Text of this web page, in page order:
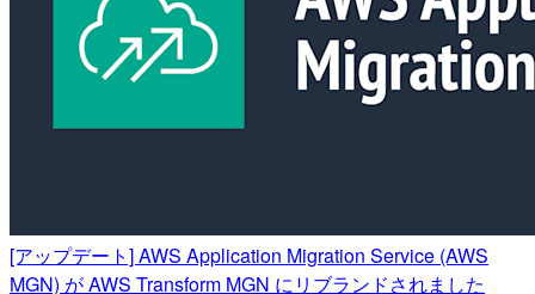
[アップデート] AWS Application Migration Service (AWS
MGN) が AWS Transform MGN にリブランドされました